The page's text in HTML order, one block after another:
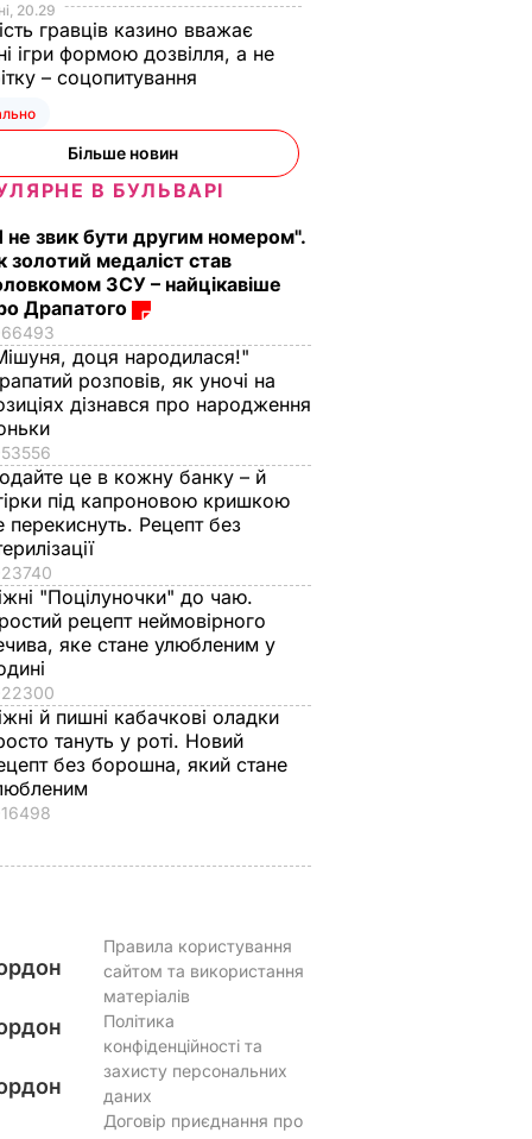
пух,
Три важливі кроки – і
буде неймовірним
7 серпня, 17.29БУЛЬВАР
20.29
гравців казино вважає
ігри формою дозвілля, а не
– соцопитування
Більше новин
В БУЛЬВАРІ
не звик бути другим номером".
золотий медаліст став
ЗСУ – найцікавіше
Драпатого
66493
доця народилася!"
розповів, як уночі на
дізнався про народження
53556
це в кожну банку – й
під капроновою кришкою
перекиснуть. Рецепт без
23740
"Поцілуночки" до чаю.
рецепт неймовірного
яке стане улюбленим у
22300
й пишні кабачкові оладки
тануть у роті. Новий
без борошна, який стане
16498
Правила користування
сайтом та використання
матеріалів
Політика
конфіденційності та
захисту персональних
даних
Договір приєднання про